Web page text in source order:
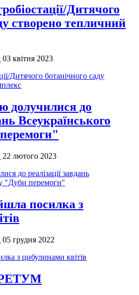
Дитячого
створено тепличний
03 квітня 2023
Дитячого ботанічного саду
долучилися до
Всеукраїнського
22 лютого 2023
до реалізації завдань
"Дуби перемоги"
посилка з
05 грудня 2022
з цибулинами квітів